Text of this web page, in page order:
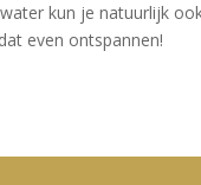
kun je natuurlijk
even ontspannen!